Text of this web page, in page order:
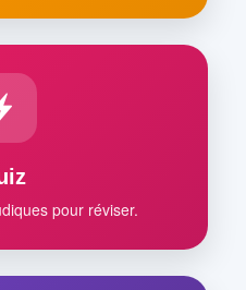
pour réviser.